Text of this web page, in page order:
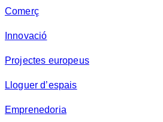
Comerç
Innovació
Projectes europeus
Lloguer d’espais
Emprenedoria